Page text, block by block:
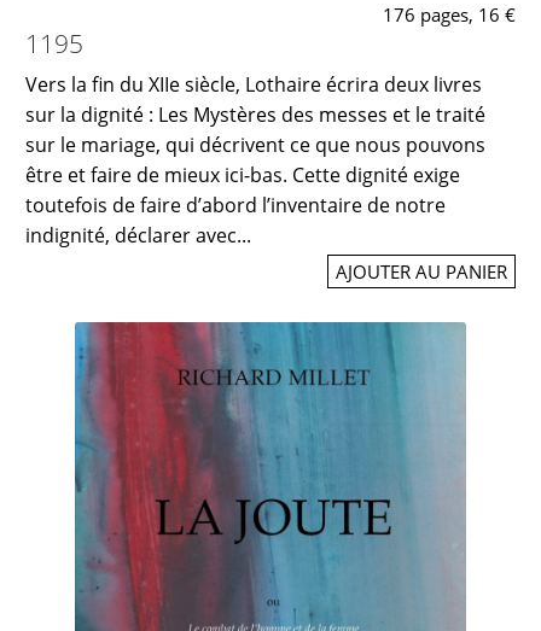
176 pages, 16 €
1195
Vers la fin du XIIe siècle, Lothaire écrira deux livres
sur la dignité : Les Mystères des messes et le traité
sur le mariage, qui décrivent ce que nous pouvons
être et faire de mieux ici-bas. Cette dignité exige
toutefois de faire d’abord l’inventaire de notre
indignité, déclarer avec...
AJOUTER AU PANIER